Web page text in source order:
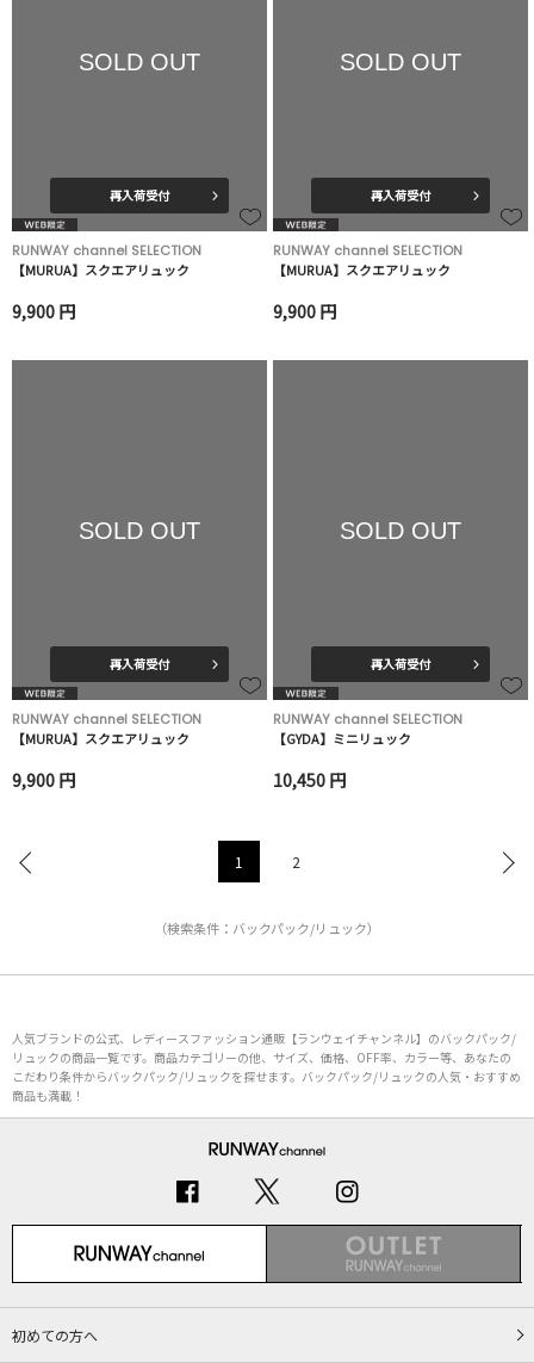
SOLD OUT
再入荷受付
RUNWAY channel SELECTION
【MURUA】スクエアリュック
9,900 円
SOLD OUT
再入荷受付
RUNWAY channel SELECTION
【MURUA】スクエアリュック
9,900 円
SOLD OUT
再入荷受付
RUNWAY channel SELECTION
【MURUA】スクエアリュック
9,900 円
SOLD OUT
再入荷受付
RUNWAY channel SELECTION
【GYDA】ミニリュック
10,450 円
1 2
（検索条件：バックパック/リュック）
人気ブランドの公式、レディースファッション通販【ランウェイチャンネル】のバックパック/
リュックの商品一覧です。商品カテゴリーの他、サイズ、価格、OFF率、カラー等、あなたの
こだわり条件からバックパック/リュックを探せます。バックパック/リュックの人気・おすすめ
商品も満載！
初めての方へ